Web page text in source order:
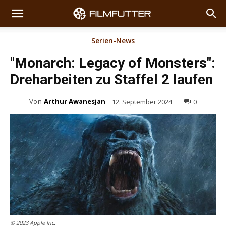
Serien-News
"Monarch: Legacy of Monsters":
Dreharbeiten zu Staffel 2 laufen
Von Arthur Awanesjan 12. September 2024 0
© 2023 Apple Inc.